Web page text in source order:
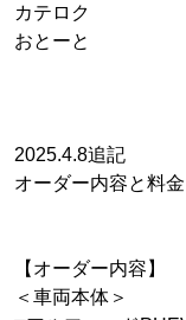
カテロク
おとーと
2025.4.8追記
オーダー内容と料
【オーダー内容】
＜車両本体＞